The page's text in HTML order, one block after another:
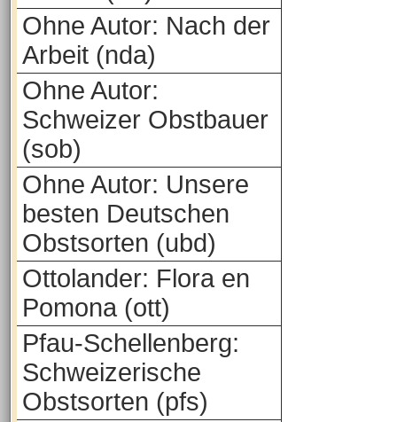
Ohne Autor: Nach der
Arbeit (nda)
Ohne Autor:
Schweizer Obstbauer
(sob)
Ohne Autor: Unsere
besten Deutschen
Obstsorten (ubd)
Ottolander: Flora en
Pomona (ott)
Pfau-Schellenberg:
Schweizerische
Obstsorten (pfs)